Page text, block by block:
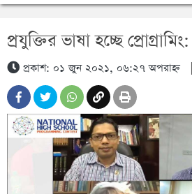
প্রযুক্তির ভাষা হচ্ছে
প্রকাশ: ০১ জুন ২০২১, ০৬:২৭ অপরাহ্ন